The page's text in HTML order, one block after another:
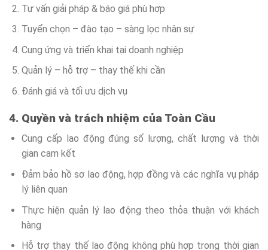
Tư vấn giải pháp & báo giá phù hợp
Tuyển chọn – đào tạo – sàng lọc nhân sự
Cung ứng và triển khai tại doanh nghiệp
Quản lý – hỗ trợ – thay thế khi cần
Đánh giá và tối ưu dịch vụ
4. Quyền và trách nhiệm của Toàn Cầu
Cung cấp lao động đúng số lượng, chất lượng và thời
gian cam kết
Đảm bảo hồ sơ lao động, hợp đồng và các nghĩa vụ pháp
lý liên quan
Thực hiện quản lý lao động theo thỏa thuận với khách
hàng
Hỗ trợ thay thế lao động không phù hợp trong thời gian